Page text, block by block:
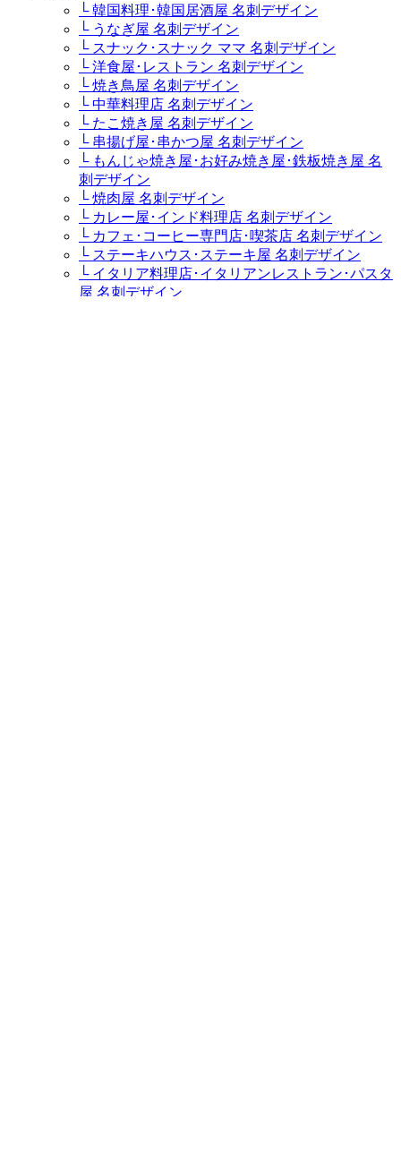
└ 韓国料理･韓国居酒屋 名刺デザイン
└ うなぎ屋 名刺デザイン
└ スナック･スナック ママ 名刺デザイン
└ 洋食屋･レストラン 名刺デザイン
└ 焼き鳥屋 名刺デザイン
└ 中華料理店 名刺デザイン
└ たこ焼き屋 名刺デザイン
└ 串揚げ屋･串かつ屋 名刺デザイン
└ もんじゃ焼き屋･お好み焼き屋･鉄板焼き屋 名
刺デザイン
└ 焼肉屋 名刺デザイン
└ カレー屋･インド料理店 名刺デザイン
└ カフェ･コーヒー専門店･喫茶店 名刺デザイン
└ ステーキハウス･ステーキ屋 名刺デザイン
└ イタリア料理店･イタリアンレストラン･パスタ
屋 名刺デザイン